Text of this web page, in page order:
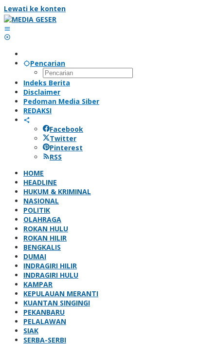
Lewati ke konten
Pencarian
Indeks Berita
Disclaimer
Pedoman Media Siber
REDAKSI
Facebook
Twitter
Pinterest
RSS
HOME
HEADLINE
HUKUM & KRIMINAL
NASIONAL
POLITIK
OLAHRAGA
ROKAN HULU
ROKAN HILIR
BENGKALIS
DUMAI
INDRAGIRI HILIR
INDRAGIRI HULU
KAMPAR
KEPULAUAN MERANTI
KUANTAN SINGINGI
PEKANBARU
PELALAWAN
SIAK
SERBA-SERBI